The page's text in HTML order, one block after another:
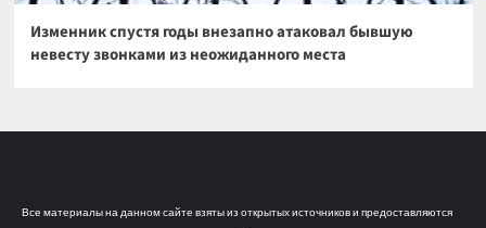
Изменник спустя годы внезапно атаковал бывшую
невесту звонками из неожиданного места
Все материалы на данном сайте взяты из открытых источников и предоставляются